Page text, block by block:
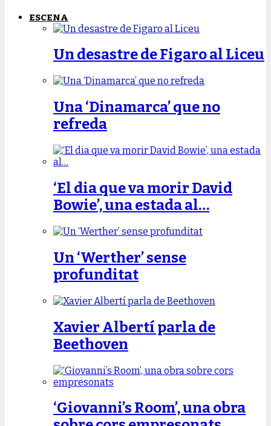
ESCENA
Un desastre de Figaro al Liceu
Una ‘Dinamarca’ que no
refreda
‘El dia que va morir David
Bowie’, una estada al…
Un ‘Werther’ sense
profunditat
Xavier Albertí parla de
Beethoven
‘Giovanni’s Room’, una obra